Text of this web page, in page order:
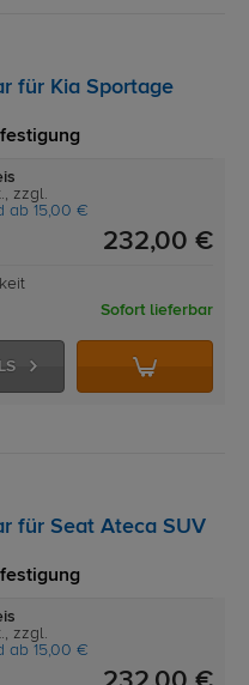
für Kia Sportage
zzgl.
ab 15,00 €
232,00 €
Sofort lieferbar
für Seat Ateca SUV
zzgl.
ab 15,00 €